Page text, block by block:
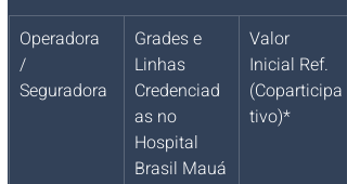
Operadora
/
Seguradora
Grades e
Linhas
Credenciad
as no
Hospital
Brasil Mauá
Valor
Inicial Ref.
(Coparticipa
tivo)*